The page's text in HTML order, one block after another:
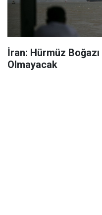
İran: Hürmüz
Olmayacak